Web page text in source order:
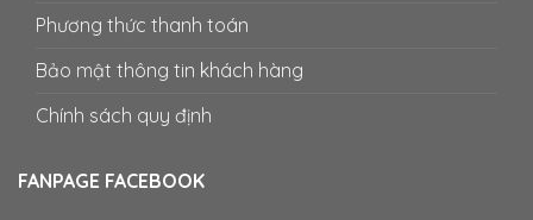
Phương thức thanh toán
Bảo mật thông tin khách hàng
Chính sách quy định
FANPAGE FACEBOOK